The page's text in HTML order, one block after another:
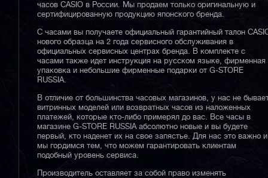
часов CASIO в России. Мы продаем только оригинальную и
сертифицированную продукцию японского бренда.
С часами вы получаете официальный гарантийный талон
нового образца на 2 года сервисного обслуживания в
официальных сервисных центрах бренда. В комплекте с
часами также идет инструкция на русском языке, фирменная
упаковка и небольшие фирменные подарки от G-STORE
RUSSIA.
В отличие от большинства часовых магазинов, у нас не
витринных моделей или возвратных часов из наложенных
платежей, которые кто-либо примерял до вас. Все часы в
магазине G-STORE RUSSIA абсолютно новые и вы будете
первый, кто наденет их на свое запястье. Для нас это важно и
мы гордимся тем, что можем гарантировать клиентам
подобный уровень сервиса.
Производитель оставляет за собой право изменять